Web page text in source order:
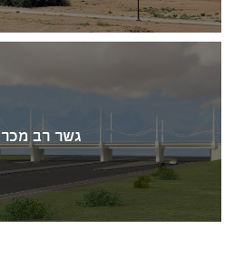
גשר רב מכר